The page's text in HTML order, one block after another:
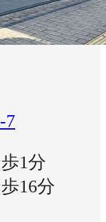
7
1分
16分